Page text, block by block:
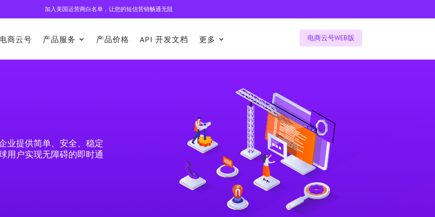
加入美国运营商白名单，让您的短信营销畅通无阻
商云号 产品服务 产品价格 API 开发文档 更多 电商云号WEB版
业提供简单、安全、稳定
用户实现无障碍的即时通